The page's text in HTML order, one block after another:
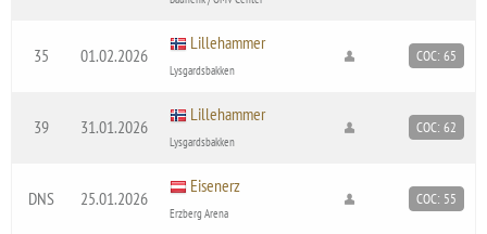
35 01.02.2026
Lillehammer
Lysgardsbakken
COC: 65
39 31.01.2026
Lillehammer
Lysgardsbakken
COC: 62
DNS 25.01.2026
Eisenerz
Erzberg Arena
COC: 55